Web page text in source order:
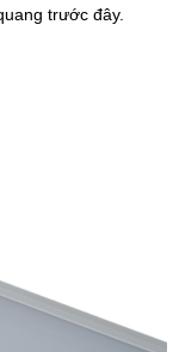
trước đây.